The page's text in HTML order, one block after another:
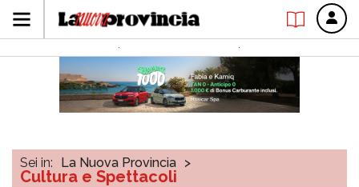
Sei in: La Nuova Provincia >
Cultura e Spettacoli